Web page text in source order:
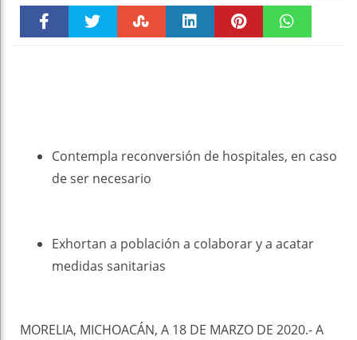
Contempla reconversión de hospitales, en caso
de ser necesario
Exhortan a población a colaborar y a acatar
medidas sanitarias
MORELIA, MICHOACÁN, A 18 DE MARZO DE 2020.- A